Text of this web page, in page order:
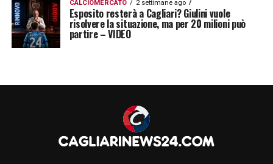
CALCIOMERCATO 2 settimane ago
Esposito resterà a Cagliari? Giulini vuole
risolvere la situazione, ma per 20 milioni può
partire – VIDEO